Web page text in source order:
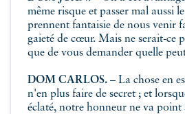
même risque et passer mal aussi
prennent fantaisie de nous venir
gaieté de cœur. Mais ne serait-ce
que de vous demander quelle
DOM CARLOS. – La chose en
n'en plus faire de secret ; et
éclaté, notre honneur ne va